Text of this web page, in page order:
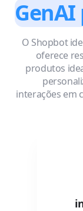
GenAI
O Shopbot
oferece
produtos
interações em